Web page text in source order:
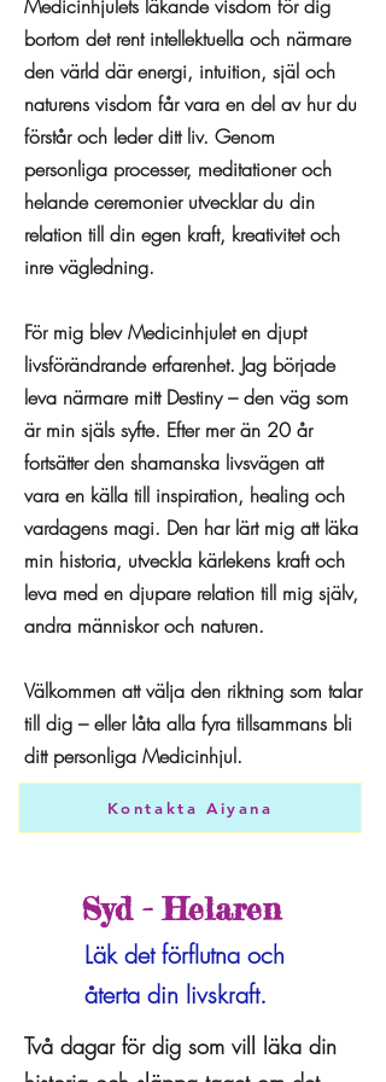
Medicinhjulets läkande visdom för dig
bortom det rent intellektuella och närmare
den värld där energi, intuition, själ och
naturens visdom får vara en del av hur du
förstår och leder ditt liv. Genom
personliga processer, meditationer och
helande ceremonier utvecklar du din
relation till din egen kraft, kreativitet och
inre vägledning.
För mig blev Medicinhjulet en djupt
livsförändrande erfarenhet. Jag började
leva närmare mitt Destiny – den väg som
är min själs syfte. Efter mer än 20 år
fortsätter den shamanska livsvägen att
vara en källa till inspiration, healing och
vardagens magi. Den har lärt mig att läka
min historia, utveckla kärlekens kraft och
leva med en djupare relation till mig själv,
andra människor och naturen.
Välkommen att välja den riktning som talar
till dig – eller låta alla fyra tillsammans bli
ditt personliga Medicinhjul.
Kontakta Aiyana
Syd - Helaren
Läk det förflutna och
återta din livskraft.
Två dagar för dig som vill läka din